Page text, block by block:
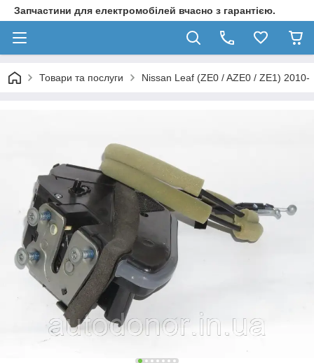
Запчастини для електромобілей вчасно з гарантією.
Товари та послуги Nissan Leaf (ZE0 / AZE0 / ZE1) 2010-